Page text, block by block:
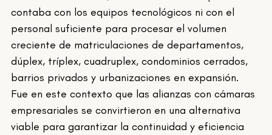
contaba con los equipos tecnológicos ni con el
personal suficiente para procesar el volumen
creciente de matriculaciones de departamentos,
dúplex, tríplex, cuadruplex, condominios cerrados,
barrios privados y urbanizaciones en expansión.
Fue en este contexto que las alianzas con cámaras
empresariales se convirtieron en una alternativa
viable para garantizar la continuidad y eficiencia